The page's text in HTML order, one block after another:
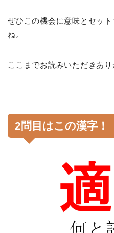
ぜひこの機会に意味とセッ
ね。
ここまでお読みいただきあ
2問目はこの漢字！